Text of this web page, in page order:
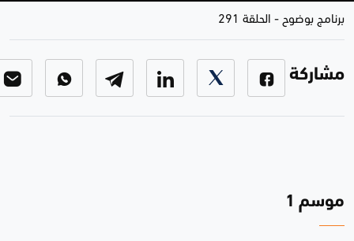
برنامج بوضوح - الحلقة 291
مشاركة
موسم 1